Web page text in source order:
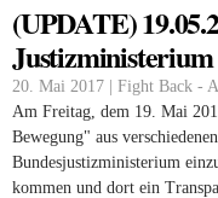
(UPDATE)
Justizministerium
20. Mai 2017 | Fight Back -
Am Freitag, dem 19. Mai
Bewegung" aus
Bundesjustizministerium
kommen und dort ein